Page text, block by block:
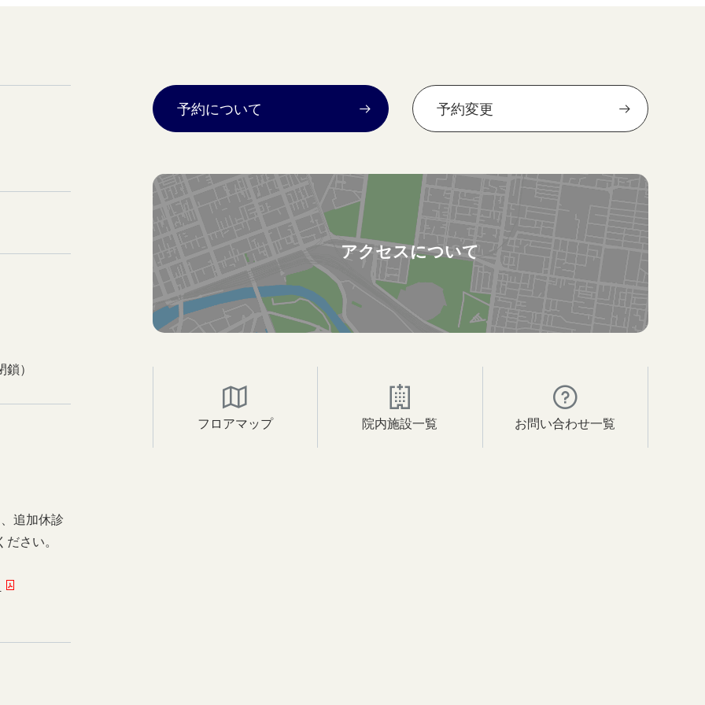
）
追加休診
さい。
予約について 予約変更
アクセスについて
フロアマップ 院内施設一覧 お問い合わせ一覧